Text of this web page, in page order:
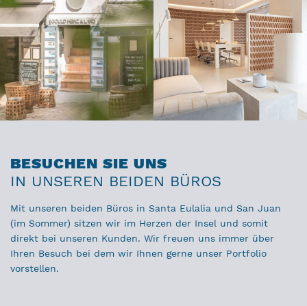
BESUCHEN SIE UNS
IN UNSEREN BEIDEN BÜROS
Mit unseren beiden Büros in Santa Eulalia und San Juan
(im Sommer) sitzen wir im Herzen der Insel und somit
direkt bei unseren Kunden. Wir freuen uns immer über
Ihren Besuch bei dem wir Ihnen gerne unser Portfolio
vorstellen.